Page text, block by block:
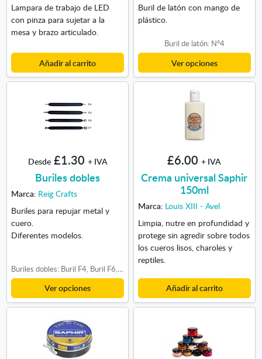
Lampara de trabajo de LED
con pinza para sujetar a la
mesa y brazo articulado.
Añadir al carrito
Buril de latón con mango de
plástico.
Buril de latón: Nº4
Ver opciones
Desde £1.30 + IVA
Buriles dobles
Marca: Reig Crafts
Buriles para repujar metal y
cuero.
Diferentes modelos.
Buriles dobles: Buril F4, Buril F6, Buril F7
Ver opciones
£6.00 + IVA
Crema universal Saphir
150ml
Marca: Louis XIII - Avel
Limpia, nutre en profundidad y
protege sin agredir sobre todos
los cueros lisos, charoles y
reptiles.
Añadir al carrito